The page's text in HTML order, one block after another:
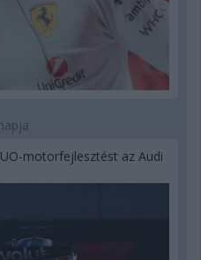
motorfejlesztést az Audi